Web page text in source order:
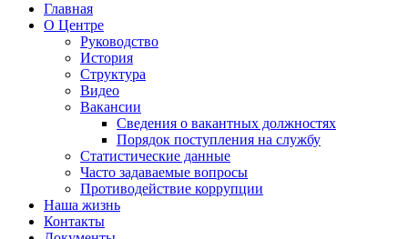
Главная
О Центре
Руководство
История
Структура
Видео
Вакансии
Сведения о вакантных должностях
Порядок поступления на службу
Статистические данные
Часто задаваемые вопросы
Противодействие коррупции
Наша жизнь
Контакты